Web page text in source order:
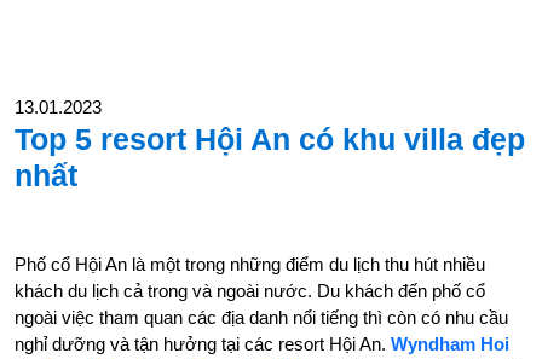
13.01.2023
Top 5 resort Hội An có khu villa đẹp
nhất
Phố cổ Hội An là một trong những điểm du lịch thu hút nhiều
khách du lịch cả trong và ngoài nước. Du khách đến phố cổ
ngoài việc tham quan các địa danh nổi tiếng thì còn có nhu cầu
nghỉ dưỡng và tận hưởng tại các resort Hội An. Wyndham Hoi